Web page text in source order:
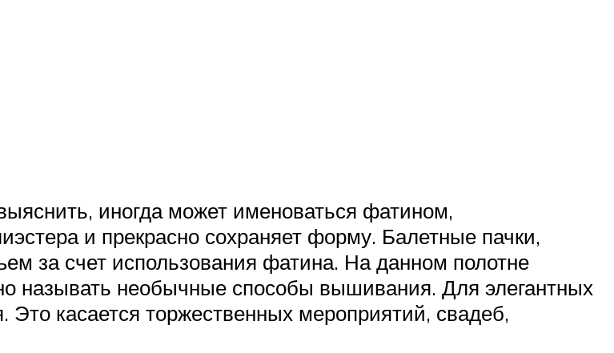
иногда может именоваться фатином,
и прекрасно сохраняет форму. Балетные пачки,
за счет использования фатина. На данном полотне
называть необычные способы вышивания. Для элегантных
касается торжественных мероприятий, свадеб,